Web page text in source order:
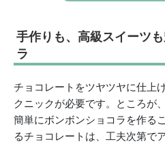
手作りも、高級スイーツ
ラ
チョコレートをツヤツヤに仕上
クニックが必要です。ところが
簡単にボンボンショコラを作る
るチョコレートは、工夫次第で